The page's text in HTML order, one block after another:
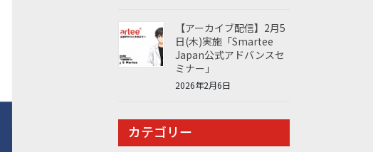
【アーカイブ配信】2月5
日(木)実施「Smartee
Japan公式アドバンスセ
ミナー」
2026年2月6日
カテゴリー